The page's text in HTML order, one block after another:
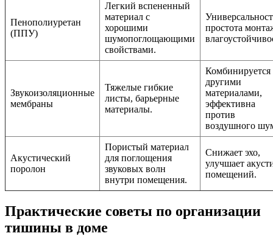
Пенополиуретан
(ППУ)
Легкий вспененный
материал с
хорошими
шумопоглощающими
свойствами.
простота
Звукоизоляционные
мембраны
Тяжелые гибкие
листы, барьерные
материалы.
Комбинируется
другими
материалами,
эффективна
против
воздушного
Акустический
поролон
Пористый материал
для поглощения
звуковых волн
внутри помещения.
Снижает эхо,
улучшает
помещений.
Практические советы по организации
тишины в доме